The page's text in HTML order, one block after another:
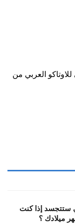
العربي من
ستتجسد إذا كنت
ميلادك ؟